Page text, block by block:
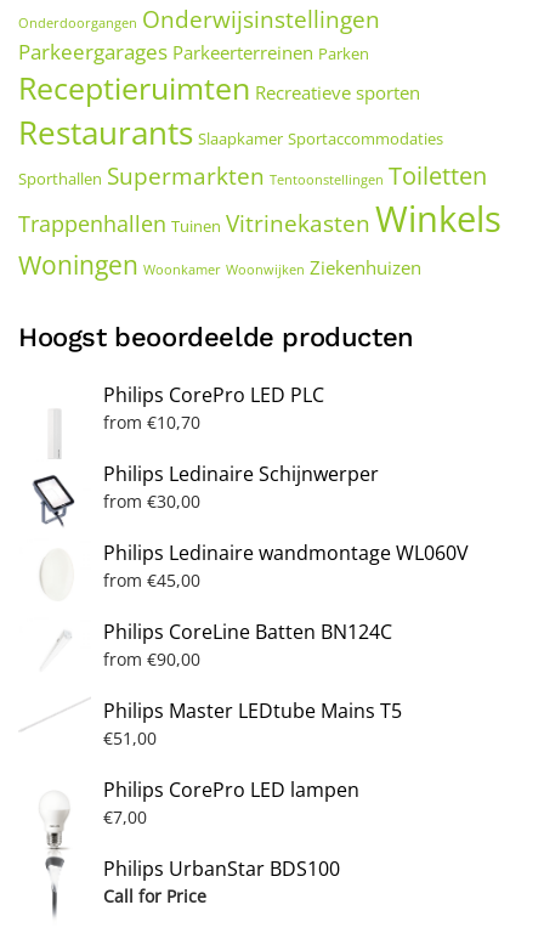
Onderdoorgangen Onderwijsinstellingen
Parkeergarages Parkeerterreinen Parken
Receptieruimten Recreatieve sporten
Restaurants Slaapkamer Sportaccommodaties
Sporthallen Supermarkten Tentoonstellingen Toiletten
Trappenhallen Tuinen VitrinekastenWinkels
Woningen Woonkamer Woonwijken Ziekenhuizen
Hoogst beoordeelde producten
Philips CorePro LED PLC
from €10,70
Philips Ledinaire Schijnwerper
from €30,00
Philips Ledinaire wandmontage WL060V
from €45,00
Philips CoreLine Batten BN124C
from €90,00
Philips Master LEDtube Mains T5
€51,00
Philips CorePro LED lampen
€7,00
Philips UrbanStar BDS100
Call for Price